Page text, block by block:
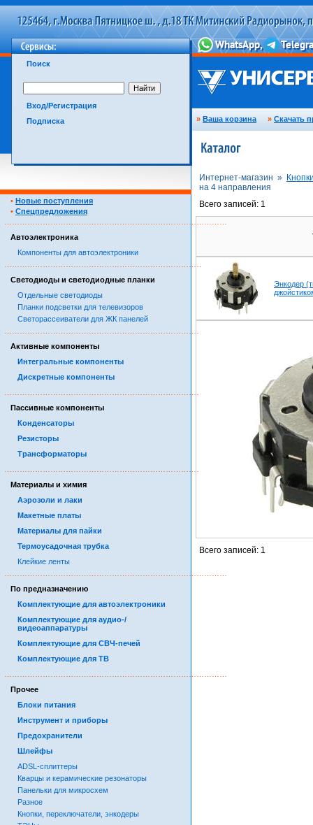
Поиск
Вход/Регистрация
Подписка
» Ваша корзина » Скачать
• Новые поступления
• Спецпредложения
Автоэлектроника
Компоненты для автоэлектроники
Светодиоды и светодиодные планки
Отдельные светодиоды
Планки подсветки для телевизоров
Светорассеиватели для ЖК панелей
Активные компоненты
Интегральные компоненты
Дискретные компоненты
Пассивные компоненты
Конденсаторы
Резисторы
Трансформаторы
Материалы и химия
Аэрозоли и лаки
Макетные платы
Материалы для пайки
Термоусадочная трубка
Клейкие ленты
По предназначению
Комплектующие для автоэлектроники
Комплектующие для аудио-/
видеоаппаратуры
Комплектующие для СВЧ-печей
Комплектующие для ТВ
Прочее
Блоки питания
Инструмент и приборы
Предохранители
Шлейфы
ADSL-сплиттеры
Кварцы и керамические резонаторы
Панельки для микросхем
Разное
Кнопки, переключатели, энкодеры
Интернет-магазин »
на 4 направления
Всего записей: 1
Энкодер
Всего записей: 1